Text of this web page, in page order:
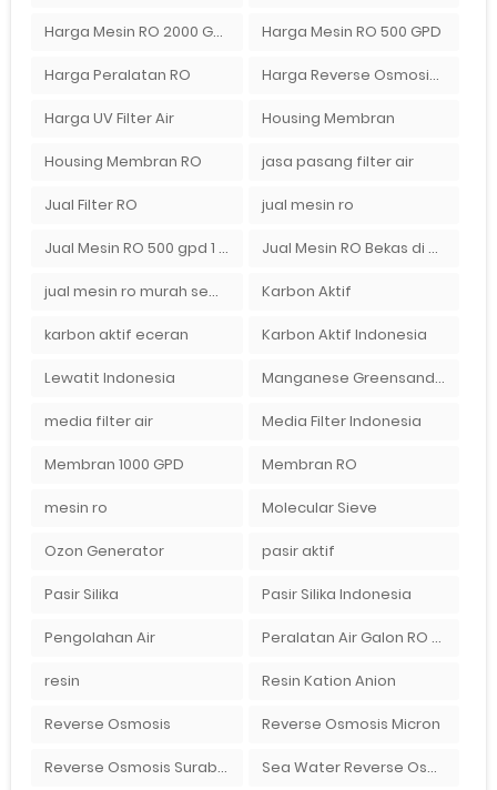
Harga Mesin RO 2000 GPD Harga Mesin RO 500 GPD
Harga Peralatan RO Harga Reverse Osmosis di Semarang
Harga UV Filter Air Housing Membran
Housing Membran RO jasa pasang filter air
Jual Filter RO jual mesin ro
Jual Mesin RO 500 gpd 1 Membran Jual Mesin RO Bekas di Medan
jual mesin ro murah semarang Karbon Aktif
karbon aktif eceran Karbon Aktif Indonesia
Lewatit Indonesia Manganese Greensand Plus
media filter air Media Filter Indonesia
Membran 1000 GPD Membran RO
mesin ro Molecular Sieve
Ozon Generator pasir aktif
Pasir Silika Pasir Silika Indonesia
Pengolahan Air Peralatan Air Galon RO Palembang
resin Resin Kation Anion
Reverse Osmosis Reverse Osmosis Micron
Reverse Osmosis Surabaya Sea Water Reverse Osmosis